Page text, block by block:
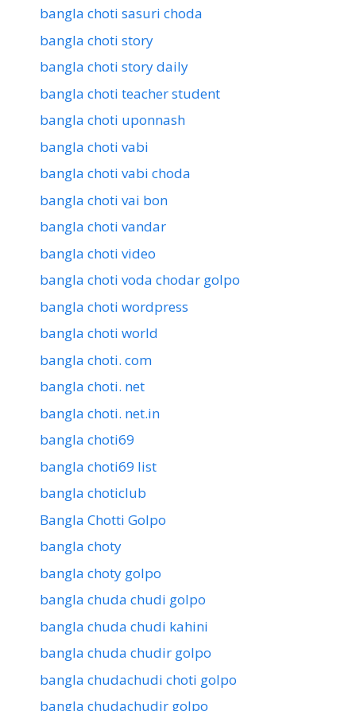
bangla choti sasuri choda
bangla choti story
bangla choti story daily
bangla choti teacher student
bangla choti uponnash
bangla choti vabi
bangla choti vabi choda
bangla choti vai bon
bangla choti vandar
bangla choti video
bangla choti voda chodar golpo
bangla choti wordpress
bangla choti world
bangla choti. com
bangla choti. net
bangla choti. net.in
bangla choti69
bangla choti69 list
bangla choticlub
Bangla Chotti Golpo
bangla choty
bangla choty golpo
bangla chuda chudi golpo
bangla chuda chudi kahini
bangla chuda chudir golpo
bangla chudachudi choti golpo
bangla chudachudir golpo